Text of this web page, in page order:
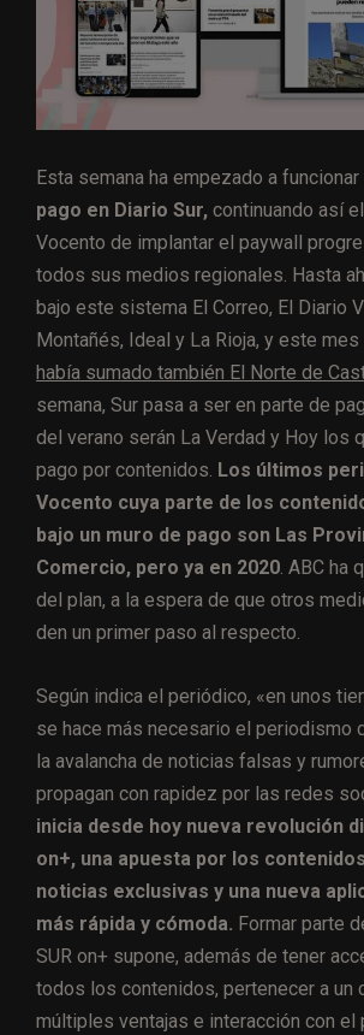
Esta semana ha empezado a funcionar
pago en Diario Sur, continuando así
Vocento de implantar el paywall
todos sus medios regionales. Hasta
bajo este sistema El Correo, El Diario
Montañés, Ideal y La Rioja, y este mes
había sumado también El Norte de
semana, Sur pasa a ser en parte de
del verano serán La Verdad y Hoy los
pago por contenidos. Los últimos
Vocento cuya parte de los
bajo un muro de pago son Las
Comercio, pero ya en 2020. ABC ha
del plan, a la espera de que otros
den un primer paso al respecto.
Según indica el periódico, «en unos
se hace más necesario el periodismo
la avalancha de noticias falsas y
propagan con rapidez por las redes
inicia desde hoy nueva revolución
on+, una apuesta por los
noticias exclusivas y una nueva
más rápida y cómoda. Formar parte
SUR on+ supone, además de tener
todos los contenidos, pertenecer a un
múltiples ventajas e interacción con el